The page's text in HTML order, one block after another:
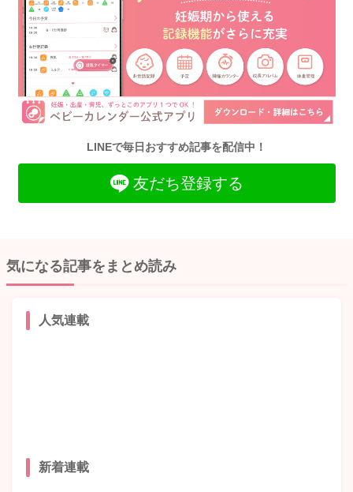
LINEで毎日おすすめ記事を配信中！
友だち登録する
気になる記事をまとめ読み
人気連載
新着連載